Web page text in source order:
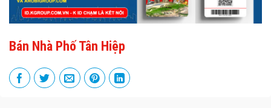
Bán Nhà Phố Tân Hiệp